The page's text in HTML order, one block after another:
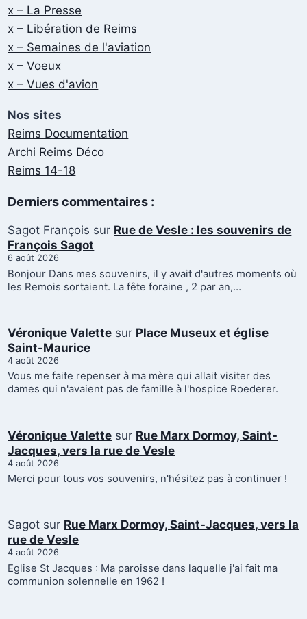
x – La Presse
x – Libération de Reims
x – Semaines de l'aviation
x – Voeux
x – Vues d'avion
Nos sites
Reims Documentation
Archi Reims Déco
Reims 14-18
Derniers commentaires :
Sagot François sur Rue de Vesle : les souvenirs de
François Sagot
6 août 2026
Bonjour Dans mes souvenirs, il y avait d'autres moments où
les Remois sortaient. La fête foraine , 2 par an,…
Véronique Valette sur Place Museux et église
Saint-Maurice
4 août 2026
Vous me faite repenser à ma mère qui allait visiter des
dames qui n'avaient pas de famille à l'hospice Roederer.
Véronique Valette sur Rue Marx Dormoy, Saint-
Jacques, vers la rue de Vesle
4 août 2026
Merci pour tous vos souvenirs, n'hésitez pas à continuer !
Sagot sur Rue Marx Dormoy, Saint-Jacques, vers la
rue de Vesle
4 août 2026
Eglise St Jacques : Ma paroisse dans laquelle j'ai fait ma
communion solennelle en 1962 !